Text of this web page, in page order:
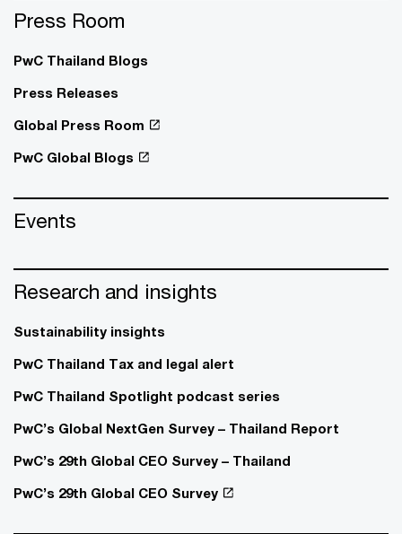
Press Room
PwC Thailand Blogs
Press Releases
Global Press Room
PwC Global Blogs
Events
Research and insights
Sustainability insights
PwC Thailand Tax and legal alert
PwC Thailand Spotlight podcast series
PwC’s Global NextGen Survey – Thailand Report
PwC’s 29th Global CEO Survey – Thailand
PwC’s 29th Global CEO Survey